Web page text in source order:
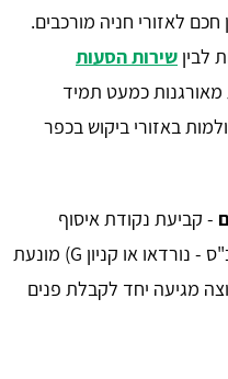
חכם לאזורי חניה מורכבים.
לבין שירות הסעות
מאורגנות כמעט תמיד
באזורי ביקוש בכפר
- קביעת נקודת איסוף
מרכזית (למשל תחנת רכבת כ"ס - נורדאו או קניון G) מונעת
מגיעה יחד לקבלת פנים